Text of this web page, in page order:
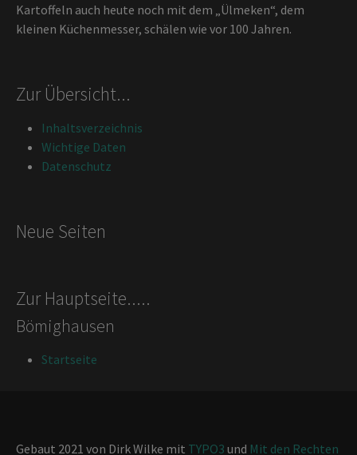
Kartoffeln auch heute noch mit dem „Ülmeken“, dem
kleinen Küchenmesser, schälen wie vor 100 Jahren.
Zur Übersicht...
Inhaltsverzeichnis
Wichtige Daten
Datenschutz
Neue Seiten
Zur Hauptseite.....
Bömighausen
Startseite
Gebaut 2021 von Dirk Wilke mit TYPO3 und Mit den Rechten